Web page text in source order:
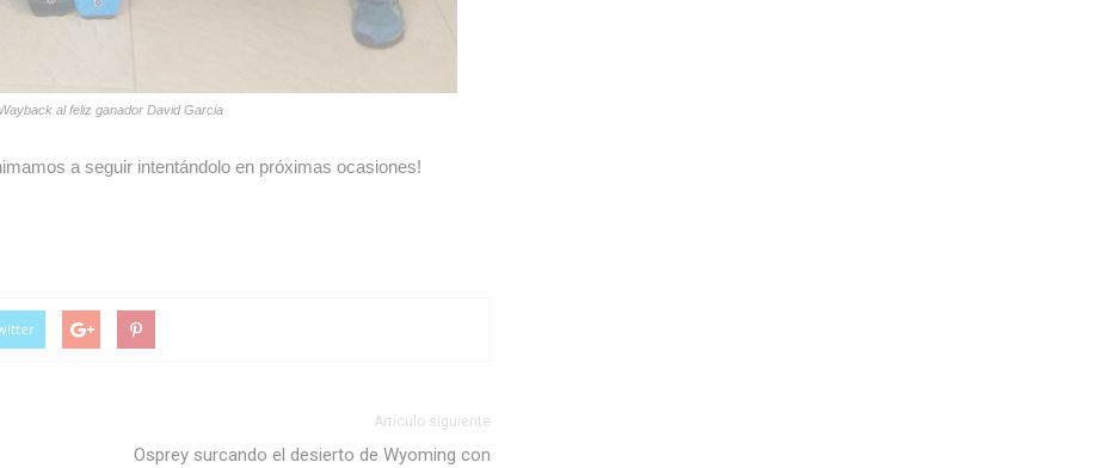
al feliz ganador David Garcia
a seguir intentándolo en próximas ocasiones!
Artículo siguiente
Osprey surcando el desierto de Wyoming con